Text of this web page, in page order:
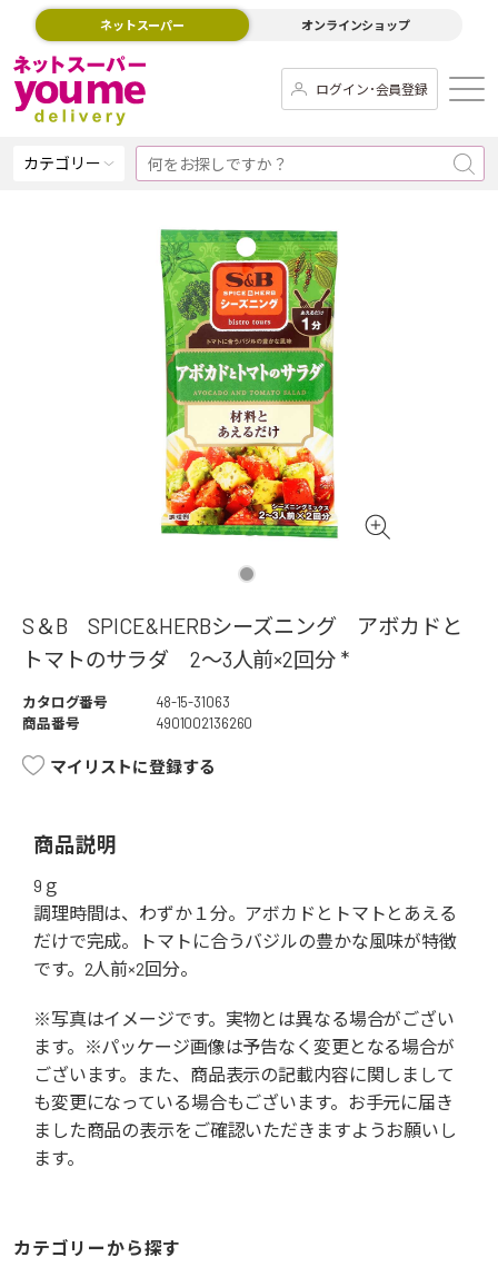
ネットスーパー オンラインショップ
ログイン･会員登録
カテゴリー
S＆B SPICE&HERBシーズニング アボカドと
トマトのサラダ 2～3人前×2回分 *
カタログ番号
48-15-31063
商品番号
4901002136260
マイリストに登録する
商品説明
9ｇ
調理時間は、わずか１分。アボカドとトマトとあえる
だけで完成。トマトに合うバジルの豊かな風味が特徴
です。2人前×2回分。
※写真はイメージです。実物とは異なる場合がござい
ます。※パッケージ画像は予告なく変更となる場合が
ございます。また、商品表示の記載内容に関しまして
も変更になっている場合もございます。お手元に届き
ました商品の表示をご確認いただきますようお願いし
ます。
カテゴリーから探す